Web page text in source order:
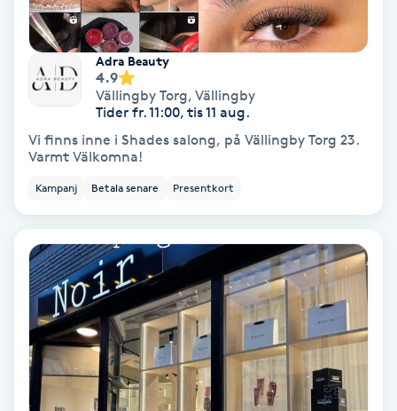
Hårborttagning
Hårbottenbehandling
Hårförlängning
Hälsa
Hälsprickor
Idrottsmassage
IPL
Adra Beauty
4.9
Vällingby Torg, Vällingby
Tider fr. 11:00, tis 11 aug.
Vi finns inne i Shades salong, på Vällingby Torg 23.
Varmt Välkomna!
Kampanj Betala senare Presentkort